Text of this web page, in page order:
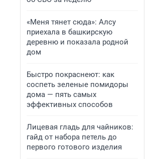
«Меня тянет сюда»: Алсу
приехала в башкирскую
деревню и показала родной
дом
Быстро покраснеют: как
соспеть зеленые помидоры
дома — пять самых
эффективных способов
Лицевая гладь для чайников:
гайд от набора петель до
первого готового изделия